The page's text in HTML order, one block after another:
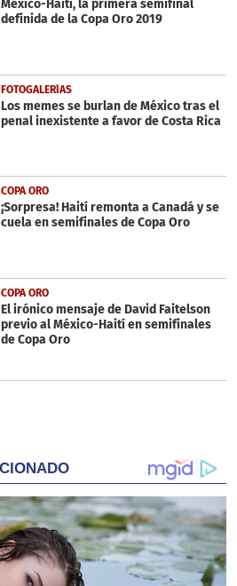
México-Haití, la primera semifinal
definida de la Copa Oro 2019
FOTOGALERÍAS
Los memes se burlan de México tras el
penal inexistente a favor de Costa Rica
COPA ORO
¡Sorpresa! Haití remonta a Canadá y se
cuela en semifinales de Copa Oro
COPA ORO
El irónico mensaje de David Faitelson
previo al México-Haití en semifinales
de Copa Oro